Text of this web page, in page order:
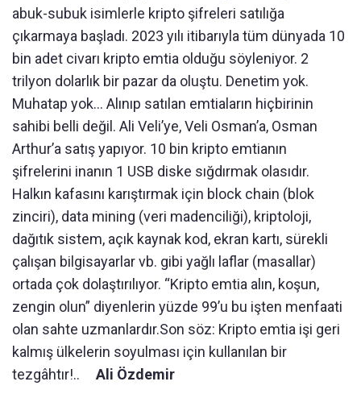
abuk-subuk isimlerle kripto şifreleri satılığa
çıkarmaya başladı. 2023 yılı itibarıyla tüm dünyada 10
bin adet civarı kripto emtia olduğu söyleniyor. 2
trilyon dolarlık bir pazar da oluştu. Denetim yok.
Muhatap yok… Alınıp satılan emtiaların hiçbirinin
sahibi belli değil. Ali Veli’ye, Veli Osman’a, Osman
Arthur’a satış yapıyor. 10 bin kripto emtianın
şifrelerini inanın 1 USB diske sığdırmak olasıdır.
Halkın kafasını karıştırmak için block chain (blok
zinciri), data mining (veri madenciliği), kriptoloji,
dağıtık sistem, açık kaynak kod, ekran kartı, sürekli
çalışan bilgisayarlar vb. gibi yağlı laflar (masallar)
ortada çok dolaştırılıyor. “Kripto emtia alın, koşun,
zengin olun” diyenlerin yüzde 99’u bu işten menfaati
olan sahte uzmanlardır.Son söz: Kripto emtia işi geri
kalmış ülkelerin soyulması için kullanılan bir
tezgâhtır!.. Ali Özdemir